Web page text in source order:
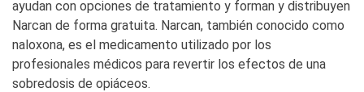
ayudan con opciones de tratamiento y forman y distribuyen
Narcan de forma gratuita. Narcan, también conocido como
naloxona, es el medicamento utilizado por los
profesionales médicos para revertir los efectos de una
sobredosis de opiáceos.